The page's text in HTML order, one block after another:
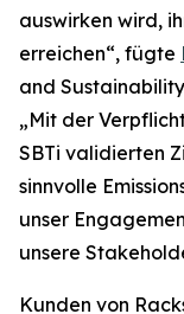
auswirken wird,
erreichen“, fügte
and
„Mit der
SBTi validierten
sinnvolle
unser
unsere
Kunden von